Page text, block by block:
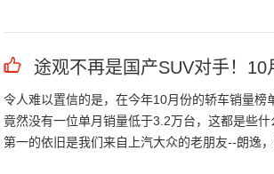
途观不再是国产SUV对手！10
令人难以置信的是，在今年10月份的轿车销量榜
竟然没有一位单月销量低于3.2万台，这都是些
第一的依旧是我们来自上汽大众的老朋友--朗逸